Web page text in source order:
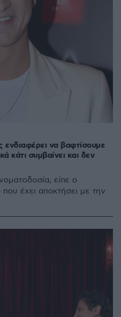
να βαφτίσουμε
κάτι συμβαίνει και δεν
είπε ο
που έχει αποκτήσει με την